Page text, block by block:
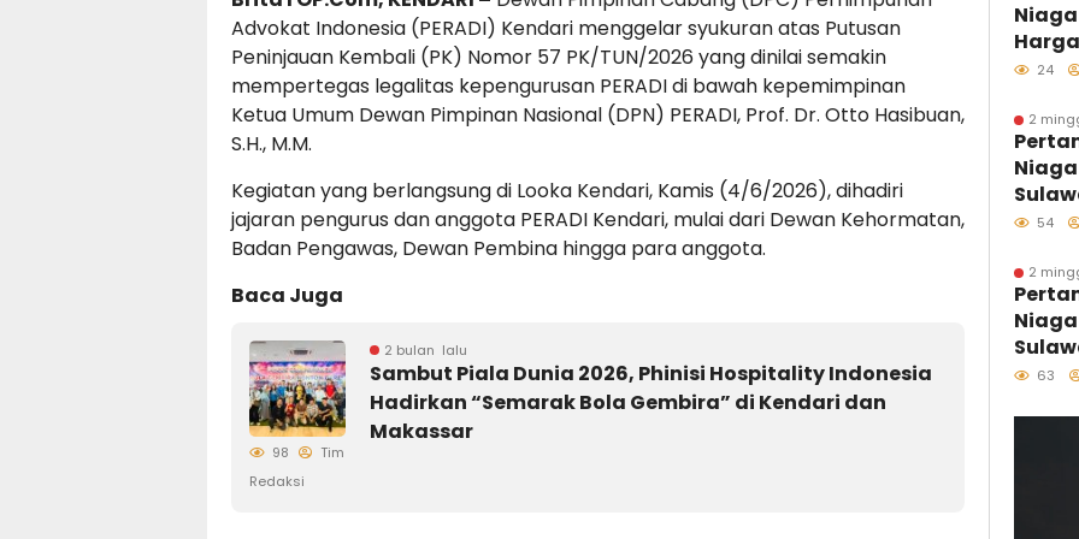
Advokat Indonesia (PERADI) Kendari menggelar syukuran atas Putusan
Peninjauan Kembali (PK) Nomor 57 PK/TUN/2026 yang dinilai semakin
mempertegas legalitas kepengurusan PERADI di bawah kepemimpinan
Ketua Umum Dewan Pimpinan Nasional (DPN) PERADI, Prof. Dr. Otto Hasibuan,
S.H., M.M.
Kegiatan yang berlangsung di Looka Kendari, Kamis (4/6/2026), dihadiri
jajaran pengurus dan anggota PERADI Kendari, mulai dari Dewan Kehormatan,
Badan Pengawas, Dewan Pembina hingga para anggota.
Baca Juga
2 bulan lalu
Sambut Piala Dunia 2026, Phinisi Hospitality Indonesia
Hadirkan “Semarak Bola Gembira” di Kendari dan
Makassar
98
Tim
Redaksi
24
2
54
2
Hari
63